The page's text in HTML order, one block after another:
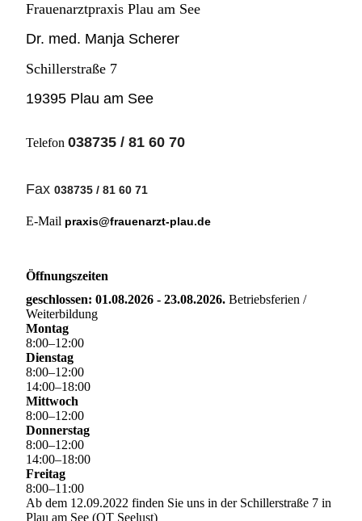
Frauenarztpraxis Plau am See
Dr. med. Manja Scherer
Schillerstraße 7
19395 Plau am See
Telefon038735 / 81 60 70
Fax038735 / 81 60 71
E-Mail praxis@frauenarzt-plau.de
Öffnungszeiten
geschlossen: 01.08.2026 - 23.08.2026.Betriebsferien /
Weiterbildung
Montag
8:00–12:00
Dienstag
8:00–12:00
14:00–18:00
Mittwoch
8:00–12:00
Donnerstag
8:00–12:00
14:00–18:00
Freitag
8:00–11:00
Ab dem 12.09.2022 finden Sie uns in der Schillerstraße 7 in
Plau am See (OT Seelust)